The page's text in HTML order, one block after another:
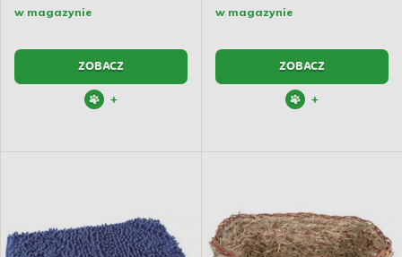
w magazynie
ZOBACZ
+
w magazynie
ZOBACZ
+